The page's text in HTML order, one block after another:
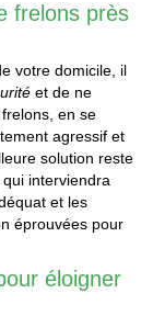
frelons près
votre domicile, il
et de ne
en se
agressif et
solution reste
interviendra
et les
éprouvées pour
éloigner